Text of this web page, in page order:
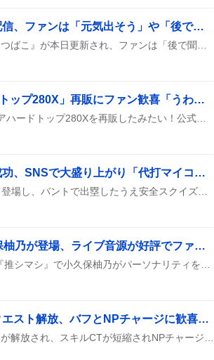
「上田麗奈のひみつばこ」最新配信、ファンは「元気出そう」や「後で聞く」声が広がる
上田麗奈が出演する『上田麗奈のひみつばこ』が本日更新され、ファンは「後で聞くぜ」や「ひみつばこを聴いて元気出そう」といった声を上げて楽しんでいる。
「NISSAN レパード2ドアハードトップ280X」再販にファン歓喜「うわー！再販だ！」と熱狂
タミヤが1/24スケールのレパード2ドアハードトップ280Xを再販したみたい！公式サイトで販売開始が告知され、SNSでは「うわー！再販だ！」や「再販キター‼️」といった喜びの声が続出し、コレクターや初心者の期待が高まっている。
マイコラス代打登場でスクイズ成功、SNSで大盛り上がり「代打マイコラス爆誕」など笑いが止まらない
MLBの試合でマイコラスが代打として登場し、バントで出塁したうえ安全スクイズを決めたと複数のツイートが報告されている。延長11回でも起用された模様だ。ファンは「代打マイコラス爆誕」や「スクイズ成功してて草」などのコメントで賑わっている。他にも「マイコラス、巨人の経験活かしてて草」や「WSH代打マイコラスww」などが続出している。
「推シマシ」8月6日放送で小ラ保柚乃が登場、ライブ音源が好評でファン歓喜
8月6日（木）22時頃、CBCラジオの『推シマシ』で小久保柚乃がパーソナリティを務める『小ラ保柚乃』が放送されたよ。番組では夏祭りのライブ音源やRE‑GEコラボの様子が流れ、リスナーからのメッセージ募集や公式Xへのフォロー案内もあったんだ。
「クーフーリン・オルタ」強化クエスト解放、バフとNPチャージに歓喜の声が沸騰
クーフーリン・オルタの強化クエストが解放され、スキルCTが短縮されNPチャージやバスターバフ、秩序特攻が追加されたと報告され、ファンからは「やったー！」「うおお遂にバフとNPチャージが！！」と歓喜の声が上がっている。